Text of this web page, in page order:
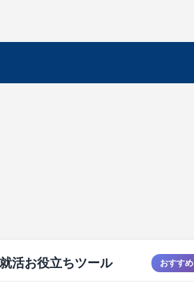
就活お役立ちツール おすすめ